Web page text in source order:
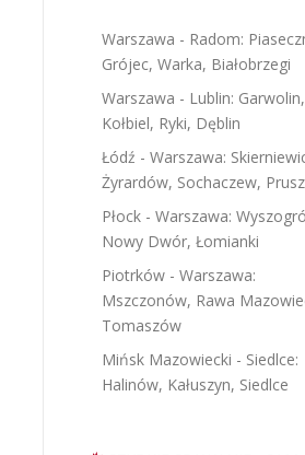
Warszawa - Radom:
Grójec, Warka, Białobrzegi
Warszawa - Lublin: Garwolin,
Kołbiel, Ryki, Dęblin
Łódź - Warszawa:
Żyrardów, Sochaczew,
Płock - Warszawa:
Nowy Dwór, Łomianki
Piotrków - Warszawa:
Mszczonów, Rawa
Tomaszów
Mińsk Mazowiecki - Siedlce:
Halinów, Kałuszyn, Siedlce